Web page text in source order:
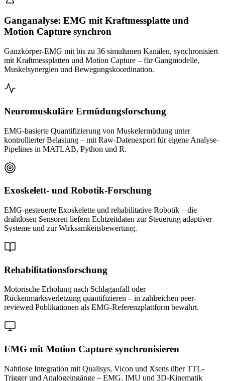
Ganganalyse: EMG mit Kraftmessplatte und
Motion Capture synchron
Ganzkörper-EMG mit bis zu 36 simultanen Kanälen, synchronisiert
mit Kraftmessplatten und Motion Capture – für Gangmodelle,
Muskelsynergien und Bewegungskoordination.
Neuromuskuläre Ermüdungsforschung
EMG-basierte Quantifizierung von Muskelermüdung unter
kontrollierter Belastung – mit Raw-Datenexport für eigene Analyse-
Pipelines in MATLAB, Python und R.
Exoskelett- und Robotik-Forschung
EMG-gesteuerte Exoskelette und rehabilitative Robotik – die
drahtlosen Sensoren liefern Echtzeitdaten zur Steuerung adaptiver
Systeme und zur Wirksamkeitsbewertung.
Rehabilitationsforschung
Motorische Erholung nach Schlaganfall oder
Rückenmarksverletzung quantifizieren – in zahlreichen peer-
reviewed Publikationen als EMG-Referenzplattform bewährt.
EMG mit Motion Capture synchronisieren
Nahtlose Integration mit Qualisys, Vicon und Xsens über TTL-
Trigger und Analogeingänge – EMG, IMU und 3D-Kinematik